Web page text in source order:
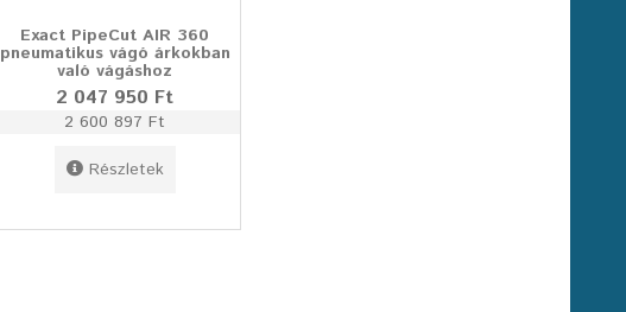
Exact PipeCut AIR 360
pneumatikus vágó árkokban
való vágáshoz
2 047 950 Ft
2 600 897 Ft
Részletek